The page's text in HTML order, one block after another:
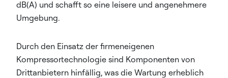
dB(A) und schafft so eine leisere und angenehmere
Umgebung.
Durch den Einsatz der firmeneigenen
Kompressortechnologie sind Komponenten von
Drittanbietern hinfällig, was die Wartung erheblich